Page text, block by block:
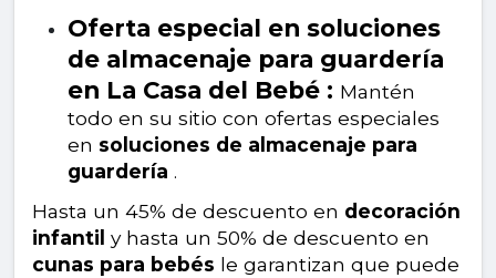
Oferta especial en soluciones
de almacenaje para guardería
en La Casa del Bebé : Mantén
todo en su sitio con ofertas especiales
en soluciones de almacenaje para
guardería .
Hasta un 45% de descuento en decoración
infantil y hasta un 50% de descuento en
cunas para bebés le garantizan que puede